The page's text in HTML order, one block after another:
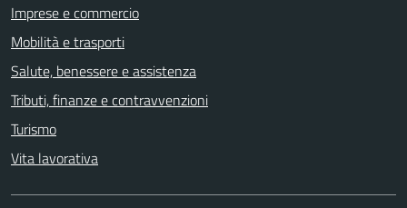
Imprese e commercio
Mobilità e trasporti
Salute, benessere e assistenza
Tributi, finanze e contravvenzioni
Turismo
Vita lavorativa